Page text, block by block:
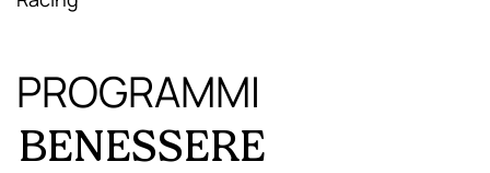
PROGRAMMI
BENESSERE